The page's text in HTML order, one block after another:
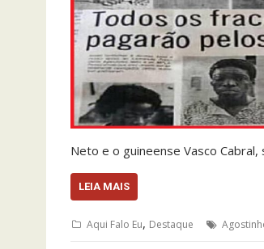
Neto e o guineense Vasco
LEIA MAIS
Aqui Falo Eu, Destaque